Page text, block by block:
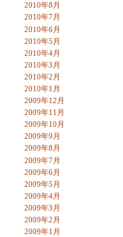
2010年8月
2010年7月
2010年6月
2010年5月
2010年4月
2010年3月
2010年2月
2010年1月
2009年12月
2009年11月
2009年10月
2009年9月
2009年8月
2009年7月
2009年6月
2009年5月
2009年4月
2009年3月
2009年2月
2009年1月